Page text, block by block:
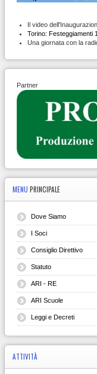
Il video
Torino: Festeggiamenti
Una giornata con la
Partner
MENU PRINCIPALE
Dove Siamo
I Soci
Consiglio Direttivo
Statuto
ARI - RE
ARI Scuole
Leggi e Decreti
ATTIVITÀ